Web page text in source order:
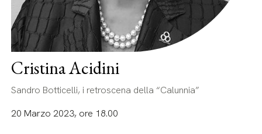
Cristina Acidini
Sandro Botticelli, i retroscena della “Calunnia”
20 Marzo 2023, ore 18.00